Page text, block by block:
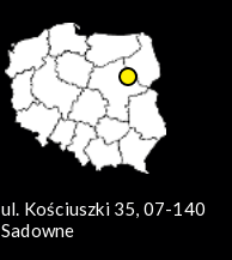
ul. Kościuszki 35, 07-140
Sadowne